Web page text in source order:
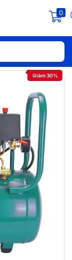
0
ĐĂNG KÝ
Giảm 30%